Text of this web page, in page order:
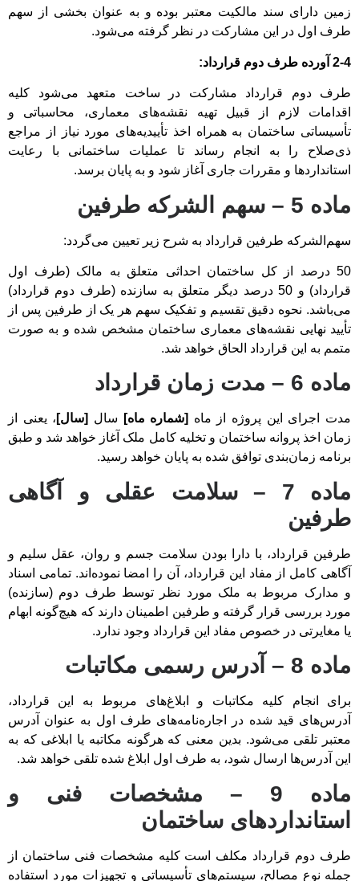
زمین دارای سند مالکیت معتبر بوده و به عنوان بخشی از سهم
طرف اول در این مشارکت در نظر گرفته می‌شود.
2-4 آورده طرف دوم قرارداد:
طرف دوم قرارداد مشارکت در ساخت متعهد می‌شود کلیه
اقدامات لازم از قبیل تهیه نقشه‌های معماری، محاسباتی و
تأسیساتی ساختمان به همراه اخذ تأییدیه‌های مورد نیاز از مراجع
ذی‌صلاح را به انجام رساند تا عملیات ساختمانی با رعایت
استانداردها و مقررات جاری آغاز شود و به پایان برسد.
ماده 5 – سهم الشرکه طرفین
سهم‌الشرکه طرفین قرارداد به شرح زیر تعیین می‌گردد:
50 درصد از کل ساختمان احداثی متعلق به مالک (طرف اول
قرارداد) و 50 درصد دیگر متعلق به سازنده (طرف دوم قرارداد)
می‌باشد. نحوه دقیق تقسیم و تفکیک سهم هر یک از طرفین پس از
تأیید نهایی نقشه‌های معماری ساختمان مشخص شده و به صورت
متمم به این قرارداد الحاق خواهد شد.
ماده 6 – مدت زمان قرارداد
مدت اجرای این پروژه از ماه [شماره ماه] سال [سال] ، یعنی از
زمان اخذ پروانه ساختمان و تخلیه کامل ملک آغاز خواهد شد و طبق
برنامه زمان‌بندی توافق شده به پایان خواهد رسید.
ماده 7 – سلامت عقلی و آگاهی
طرفین
طرفین قرارداد، با دارا بودن سلامت جسم و روان، عقل سلیم و
آگاهی کامل از مفاد این قرارداد، آن را امضا نموده‌اند. تمامی اسناد
و مدارک مربوط به ملک مورد نظر توسط طرف دوم (سازنده)
مورد بررسی قرار گرفته و طرفین اطمینان دارند که هیچ‌گونه ابهام
یا مغایرتی در خصوص مفاد این قرارداد وجود ندارد.
ماده 8 – آدرس رسمی مکاتبات
برای انجام کلیه مکاتبات و ابلاغ‌های مربوط به این قرارداد،
آدرس‌های قید شده در اجاره‌نامه‌های طرف اول به عنوان آدرس
معتبر تلقی می‌شود. بدین معنی که هرگونه مکاتبه یا ابلاغی که به
این آدرس‌ها ارسال شود، به طرف اول ابلاغ شده تلقی خواهد شد.
ماده 9 – مشخصات فنی و
استانداردهای ساختمان
طرف دوم قرارداد مکلف است کلیه مشخصات فنی ساختمان از
جمله نوع مصالح، سیستم‌های تأسیساتی و تجهیزات مورد استفاده